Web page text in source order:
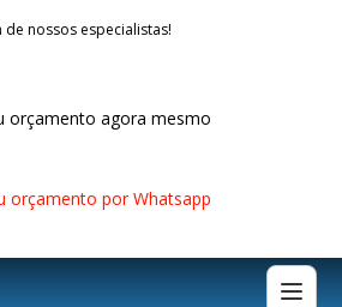
nossos especialistas!
orçamento agora mesmo
orçamento por Whatsapp